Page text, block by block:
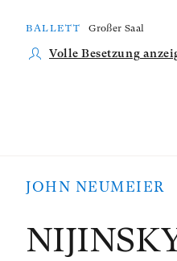
BALLETT Großer Saal
Volle Besetzung
JOHN NEUMEIER